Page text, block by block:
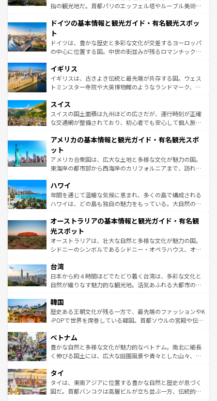
アートに溢れた街角から、地方では古代ローマ遺跡や中世
せる。地方によって風土や気候が異なるスペインはその個
ンテンツ一覧 を参照してほしい。
指の観光地だ。首都パリのエッフェル塔やルーブル美術館
で、幅広い魅力が詰まっている。華麗な宮殿、歴史的な大
聖堂、美しいビーチ、そして豊かな自然が、訪れる者を心
から魅了する。また、フランスは美食の国としても知ら
れ、フランス料理はユネスコ無形文化遺産にも登録されて
香り高いラベンダー畑など、多彩な楽しみ方が可能だ。さ
らに、パリ以外の地域にも魅力が溢れており、どの街角に
も豊かな歴史と文化が息づいている。パリ以外の個性あふ
を参照してほしい。
ドイツの基本情報と観光ガイド・有名観光スポッ
ト
ドイツは、豊かな歴史と多彩な文化が交差するヨーロッパ
の中心に位置する国。中世の街並みが残るロマンチック街
顔を持つこの国は、どこを歩いても飽きることがない。ベ
ルリンの文化的活気、バイエルン州のアルプスの絶景、そ
してライン川沿いのワイン畑といった風景は必見。ビール
は、お酒好きな人にはぜひ体験してほしい。 なお、新着の
ドイツ情報はコンテンツ一覧を参照してほしい。
イギリス
イギリスは、古きよき伝統と最先端が共存する国。ウェス
トミンスター寺院や大英博物館のようなランドマーク、歴
リアごとに異なる魅力がある。また、優雅なアフタヌーン
ティー、ビール好きにはたまらない英国パブ、サッカー観
戦など、本場だからこそできる体験も豊富。イギリスを旅
ンツ一覧を参照してほしい。
スイス
スイスの国土面積は九州ほどの広さだが、運行時刻が正確
な交通網が整備されており、初心者でも安心して個人旅行
の建物がそのまま残る町や、スイスならではのユニークな
博物館もあり、アルプス観光だけでなく町歩きも満喫する
ことができる。国民の所得が高いため物価も高いが、旅行
者向けの交通パス提供のサービスもあり、うまく活用すれ
着のスイス情報は
アメリカの基本情報と観光ガイド・有名観光スポ
ット
アメリカ合衆国は、広大な土地と多様な文化が魅力の国。
東海岸の都市部から西海岸のカリフォルニアまで、訪れる
のような巨大都市は、観光、ショッピング、エンターテイ
ンメントが詰まった刺激的なスポットだ。一方、アメリカ
西部には大自然が広がり、グランドキャニオンやイエロー
部のニューオーリンズでは、音楽と美食が融合した独特の
文化が魅力。旅行者はアメリカの各地域で異なる魅力を楽
しみながら、その多様性と豊かな歴史を感じることができ
るだろう。車でのロードトリップや列車の旅も、アメリカ
情報は
ハワイ
年間を通じて温暖な気候に恵まれ、多くの島で構成される
ハワイは、どの島も独自の魅力をもっている。大自然の神
ワイ島は見逃せない。また、定番の観光地といえばオアフ
島だが、静かな自然を求めるならマウイ島やカウアイ島が
おすすめ。エメラルドグリーンに輝く海をはじめ、豊かな
文化や歴史が息づいている。「アロハスピリット」と呼ば
人々、おいしいローカルフードやハワイアンミュージッ
ク、伝統的なフラダンスなど、すべてがハワイの魅力を彩
っている。訪れるたびに新しい発見と感動が待っているハ
はコンテンツ一覧
オーストラリアの基本情報と観光ガイド・有名観
光スポット
オーストラリアは、壮大な自然と多様な文化が魅力の国。
シドニーのシンボルであるシドニー・オペラハウス、オー
リアリーフや大陸中央部にそびえるウルル（エアーズロッ
ク）、タスマニアの美しい原生林やケアンズの熱帯雨林な
ど、見どころがたくさん。また、カフェやワイン、オージ
いる。アクティビティも充実しており、サーフィンやダイ
ビング、ハイキングなど、アウトドア好きにはたまらな
い。オーストラリアの多彩な魅力を存分に味わいつくそ
参照してほしい。
台湾
日本から約４時間ほどでたどり着く台湾は、多彩な文化と
自然が織りなす魅力的な観光地。活気あふれる大都市の台
ン）、静ひつな山岳地帯である台湾東部など、都市の喧騒
と山間の静けさが共存しており、訪れる人に新しい発見と
驚きをもたらしてくれる。また、奥深い台湾の食文化も魅
容にもいいと評判のスイーツなど、バラエティ豊かな料理
が味わえる。 なお、新着の台湾情報は コンテンツ一覧を参
照してほしい。
韓国
歴史ある王朝文化が残る一方で、最先端のファッションやK
-POPで世界を席巻している韓国。首都ソウルの宮殿や伝統
き、地方に足を延ばせば四季折々の自然美を楽しむことが
できる。そして、キムチや焼肉、絶品のストリートフード
まで、さまざまな韓国料理が待っている。夜には、韓国な
リティに包まれながら、韓国の多彩な魅力を心ゆくまで味
わってみてほしい。 なお、新着の韓国情報はコンテンツ一
覧を参照してほしい。
ベトナム
豊かな自然と多様な文化が魅力的なベトナム。南北に細長
く伸びる国土には、広大な田園風景や青々とした山々、世
急速な発展と共に伝統が息づく。ハノイの古い町並みやホ
ーチミン市のフランス統治時代の建物も、独特の雰囲気を
醸し出している。また、バラエティの豊かさとおいしさで
タイ
タイは、東南アジアに位置する豊かな自然と歴史が息づく
国だ。首都バンコクは高層ビルが立ち並ぶ一方、伝統的な